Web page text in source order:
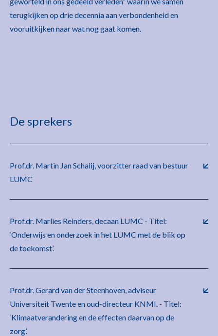
terugkijken op drie decennia aan verbondenheid en
vooruitkijken naar wat nog gaat komen.
De sprekers
Prof.dr. Martin Jan Schalij, voorzitter raad van bestuur
LUMC
Prof.dr. Marlies Reinders, decaan LUMC - Titel:
‘Onderwijs en onderzoek in het LUMC met de blik op
de toekomst’.
Prof.dr. Gerard van der Steenhoven, adviseur
Universiteit Twente en oud-directeur KNMI. - Titel:
‘Klimaatverandering en de effecten daarvan op de
zorg’.